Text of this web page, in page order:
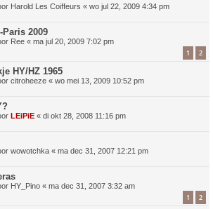
Harold Les Coiffeurs « wo jul 22, 2009 4:34 pm
Paris 2009
Ree « ma jul 20, 2009 7:02 pm
1 2
HY/HZ 1965
citroheeze « wo mei 13, 2009 10:52 pm
LEiPiE « di okt 28, 2008 11:16 pm
wowotchka « ma dec 31, 2007 12:21 pm
HY_Pino « ma dec 31, 2007 3:32 am
1 2